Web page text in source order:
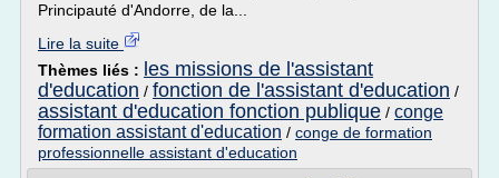
Principauté d'Andorre, de la...
Lire la suite
Thèmes liés : les missions de l'assistant
d'education / fonction de l'assistant d'education /
assistant d'education fonction publique / conge
formation assistant d'education / conge de formation
professionnelle assistant d'education